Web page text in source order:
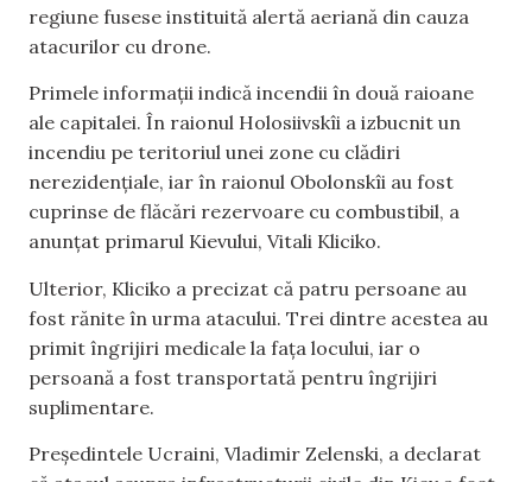
regiune fusese instituită alertă aeriană din cauza
atacurilor cu drone.
Primele informații indică incendii în două raioane
ale capitalei. În raionul Holosiivskîi a izbucnit un
incendiu pe teritoriul unei zone cu clădiri
nerezidențiale, iar în raionul Obolonskîi au fost
cuprinse de flăcări rezervoare cu combustibil, a
anunțat primarul Kievului, Vitali Kliciko.
Ulterior, Kliciko a precizat că patru persoane au
fost rănite în urma atacului. Trei dintre acestea au
primit îngrijiri medicale la fața locului, iar o
persoană a fost transportată pentru îngrijiri
suplimentare.
Președintele Ucraini, Vladimir Zelenski, a declarat